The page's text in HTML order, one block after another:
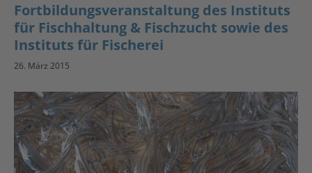
Fortbildungsveranstaltung des Instituts
für Fischhaltung & Fischzucht sowie des
Instituts für Fischerei
26. März 2015